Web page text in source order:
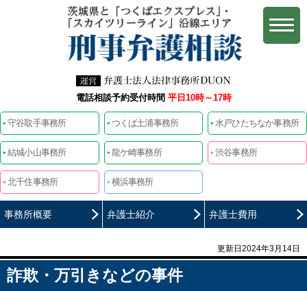
電話相談予約受付時間 平日10時～17時
守谷取手事務所 つくば土浦事務所 水戸ひたちなか事務所
結城小山事務所 龍ケ崎事務所 渋谷事務所
北千住事務所 横浜事務所
事務所概要 弁護士紹介 弁護士費用
更新日2024年3月14日
詐欺・万引きなどの事件